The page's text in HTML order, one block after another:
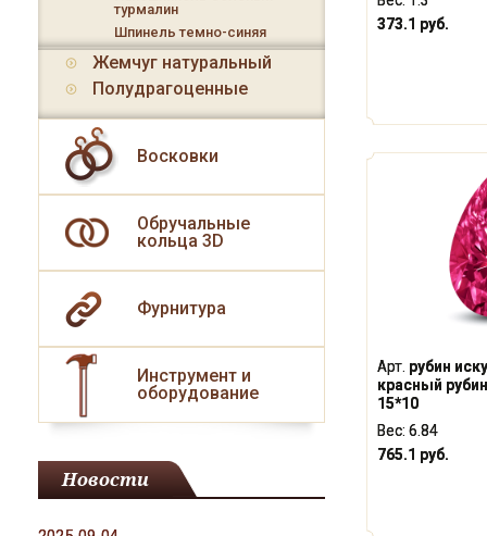
373.1 руб.
Арт. рубин
красный
15*10
Вес: 6.84
765.1 руб.
турмалин
Шпинель темно-синяя
Жемчуг натуральный
Полудрагоценные
Восковки
Обручальные
кольца 3D
Фурнитура
Инструмент и
оборудование
Новости